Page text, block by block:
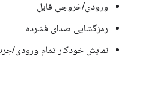
ورودی/خروجی فایل
رمزگشایی صدای فشرده
نمایش خودکار تمام ورودی/